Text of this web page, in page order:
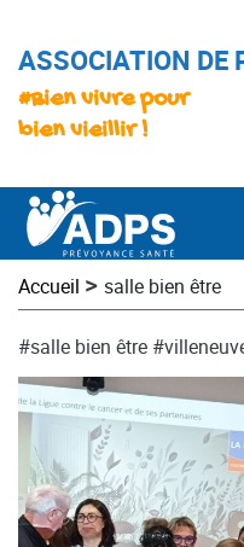
ASSOCIATION DE
#Bien vivre pour
bien vieillir !
Accueil > salle bien être
#salle bien être